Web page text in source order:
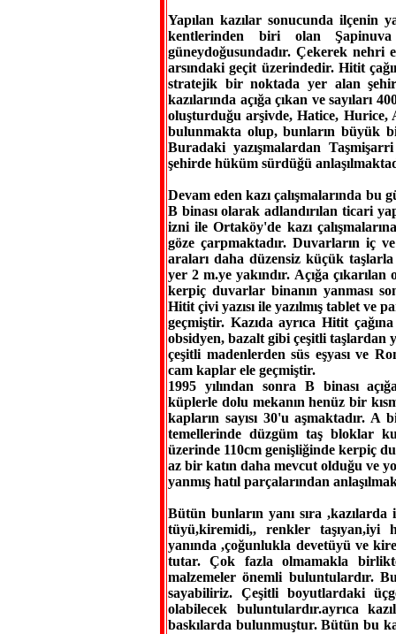
Yapılan kazılar sonucunda ilçenin
kentlerinden biri olan
güneydoğusundadır. Çekerek nehri
arsındaki geçit üzerindedir. Hitit
stratejik bir noktada yer alan
kazılarında açığa çıkan ve sayıları
oluşturduğu arşivde, Hatice, Hurice,
bulunmakta olup, bunların büyük
Buradaki yazışmalardan
şehirde hüküm sürdüğü
Devam eden kazı çalışmalarında bu
B binası olarak adlandırılan ticari
izni ile Ortaköy'de kazı
göze çarpmaktadır. Duvarların iç
araları daha düzensiz küçük
yer 2 m.ye yakındır. Açığa
kerpiç duvarlar binanın yanması
Hitit çivi yazısı ile yazılmış tablet ve
geçmiştir. Kazıda ayrıca Hitit
obsidyen, bazalt gibi çeşitli taşlardan
çeşitli madenlerden süs eşyası ve
cam kaplar ele geçmiştir.
1995 yılından sonra B binası
küplerle dolu mekanın henüz bir
kapların sayısı 30'u aşmaktadır. A
temellerinde düzgüm taş bloklar
üzerinde 110cm genişliğinde kerpiç
az bir katın daha mevcut olduğu ve
yanmış hatıl parçalarından
Bütün bunların yanı sıra
tüyü,kiremidi,, renkler
yanında ,çoğunlukla devetüyü ve
tutar. Çok fazla olmamakla
malzemeler önemli buluntulardır.
sayabiliriz. Çeşitli boyutlardaki
olabilecek buluntulardır.ayrıca
baskılarda bulunmuştur. Bütün bu